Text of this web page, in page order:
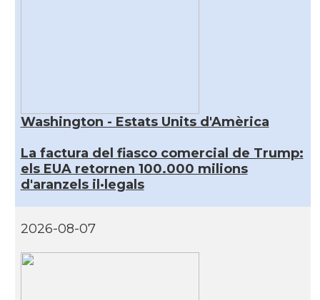
Washington - Estats Units d'Amèrica
La factura del fiasco comercial de Trump:
els EUA retornen 100.000 milions
d'aranzels il·legals
2026-08-07